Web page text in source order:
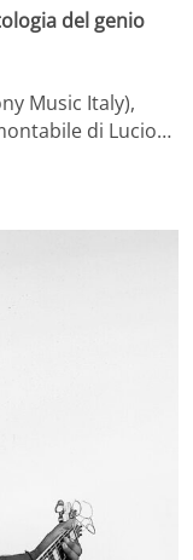
del genio
Music Italy),
di Lucio…